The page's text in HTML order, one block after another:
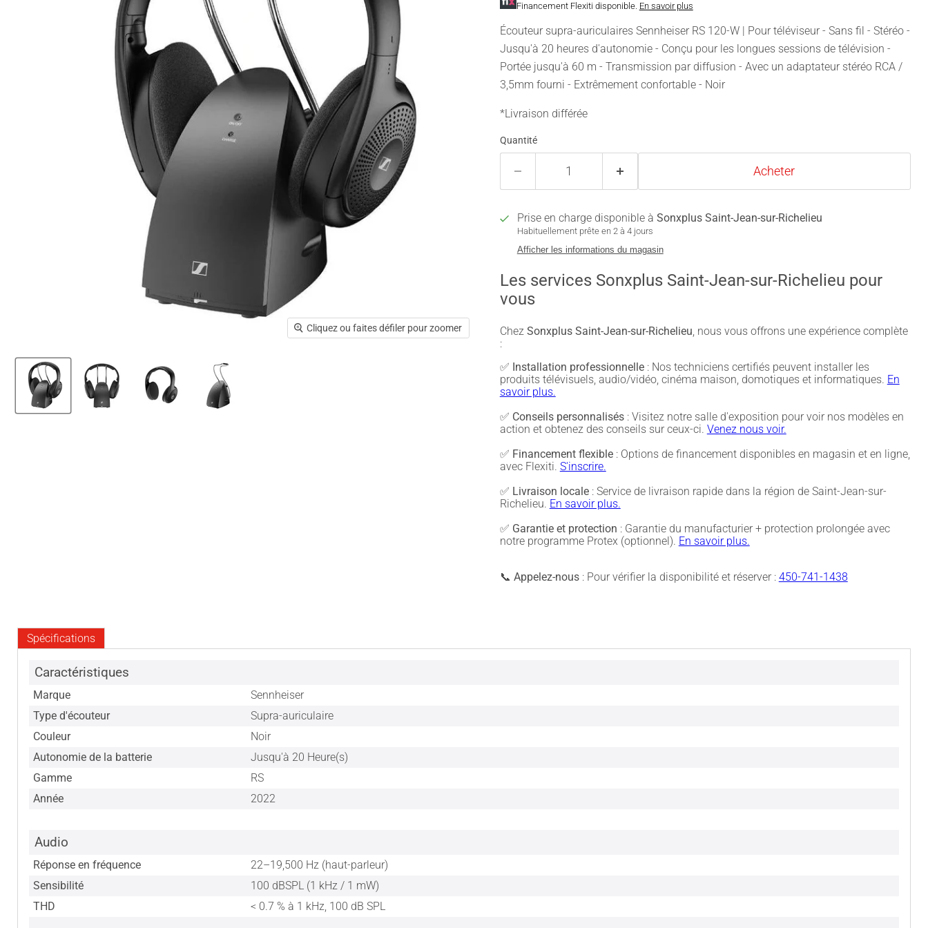
Cliquez ou faites défiler pour zoomer
Financement Flexiti disponible. En savoir plus
Écouteur supra-auriculaires Sennheiser RS 120-W | Pour téléviseur - Sans fil - Stéréo -
Jusqu'à 20 heures d'autonomie - Conçu pour les longues sessions de télévision -
Portée jusqu'à 60 m - Transmission par diffusion - Avec un adaptateur stéréo RCA /
3,5mm fourni - Extrêmement confortable - Noir
*Livraison différée
Quantité
Acheter
Prise en charge disponible à Sonxplus Saint-Jean-sur-Richelieu
Habituellement prête en 2 à 4 jours
Afficher les informations du magasin
Les services Sonxplus Saint-Jean-sur-Richelieu pour
vous
Chez Sonxplus Saint-Jean-sur-Richelieu, nous vous offrons une expérience complète
:
✅ Installation professionnelle: Nos techniciens certifiés peuvent installer les
produits télévisuels, audio/vidéo, cinéma maison, domotiques et informatiques. En
savoir plus.
✅ Conseils personnalisés: Visitez notre salle d'exposition pour voir nos modèles en
action et obtenez des conseils sur ceux-ci. Venez nous voir.
✅ Financement flexible: Options de financement disponibles en magasin et en ligne,
avec Flexiti. S'inscrire.
✅ Livraison locale: Service de livraison rapide dans la région de Saint-Jean-sur-
Richelieu. En savoir plus.
✅ Garantie et protection : Garantie du manufacturier + protection prolongée avec
notre programme Protex (optionnel). En savoir plus.
📞 Appelez-nous: Pour vérifier la disponibilité et réserver : 450-741-1438
Spécifications
Caractéristiques
Marque
Sennheiser
Type d'écouteur
Supra-auriculaire
Couleur
Noir
Autonomie de la batterie
Jusqu'à 20 Heure(s)
Gamme
RS
Année
2022
Audio
Réponse en fréquence
22–19,500 Hz (haut-parleur)
Sensibilité
100 dBSPL (1 kHz / 1 mW)
THD
< 0.7 % à 1 kHz, 100 dB SPL